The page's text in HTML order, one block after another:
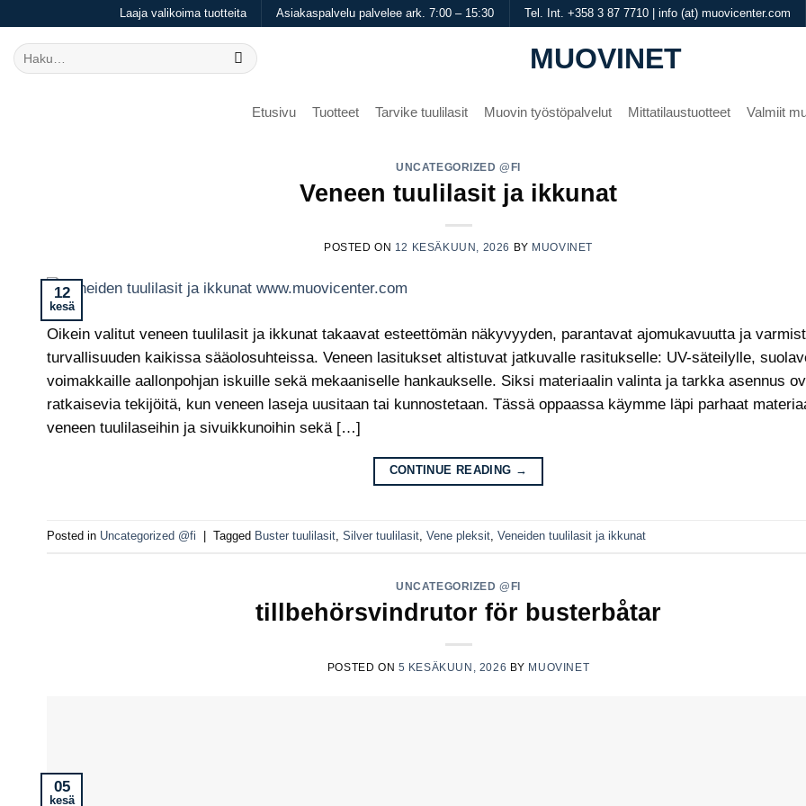
content
Laaja valikoima tuotteita Asiakaspalvelu palvelee ark. 7:00 – 15:30 Tel. Int. +358 3 87 7710 | info (at) muovicenter.com
MUOVINET
Etsi:
Etusivu Tuotteet Tarvike tuulilasit Muovin työstöpalvelut Mittatilaustuotteet Valmiit
UNCATEGORIZED @FI
Veneen tuulilasit ja ikkunat
POSTED ON 12 KESÄKUUN, 2026 BY MUOVINET
12
kesä
Oikein valitut veneen tuulilasit ja ikkunat takaavat esteettömän näkyvyyden, parantavat ajomukavuutta ja
turvallisuuden kaikissa sääolosuhteissa. Veneen lasitukset altistuvat jatkuvalle rasitukselle: UV-säteilylle,
voimakkaille aallonpohjan iskuille sekä mekaaniselle hankaukselle. Siksi materiaalin valinta ja tarkka asennus
ratkaisevia tekijöitä, kun veneen laseja uusitaan tai kunnostetaan. Tässä oppaassa käymme läpi parhaat
veneen tuulilaseihin ja sivuikkunoihin sekä […]
CONTINUE READING →
Posted in Uncategorized @fi Tagged Buster tuulilasit, Silver tuulilasit, Vene pleksit, Veneiden tuulilasit ja ikkunat
UNCATEGORIZED @FI
tillbehörsvindrutor för busterbåtar
POSTED ON 5 KESÄKUUN, 2026 BY MUOVINET
05
kesä